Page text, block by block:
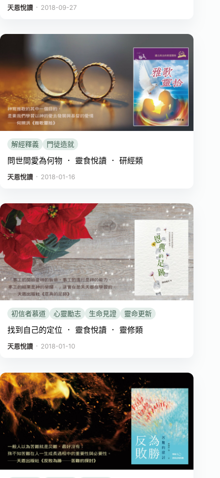
天恩悅讀 ． 2018-09-27
解經釋義 門徒造就
問世間愛為何物 ． 靈食悅讀 ． 研經類
天恩悅讀 ． 2018-01-16
初信者慕道 心靈勵志 生命見證 靈命更新
找到自己的定位 ． 靈食悅讀 ． 靈修類
天恩悅讀 ． 2018-01-10